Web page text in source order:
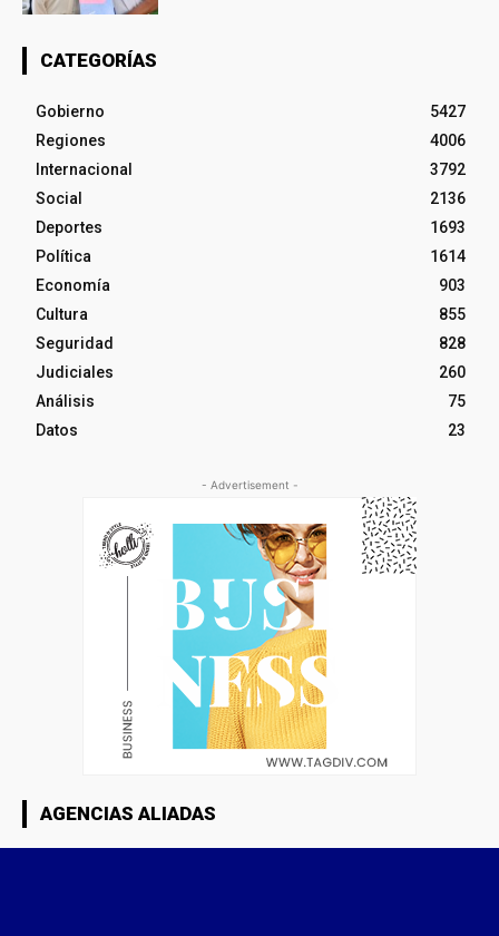
CATEGORÍAS
Gobierno
5427
Regiones
4006
Internacional
3792
Social
2136
Deportes
1693
Política
1614
Economía
903
Cultura
855
Seguridad
828
Judiciales
260
Análisis
75
Datos
23
- Advertisement -
AGENCIAS ALIADAS